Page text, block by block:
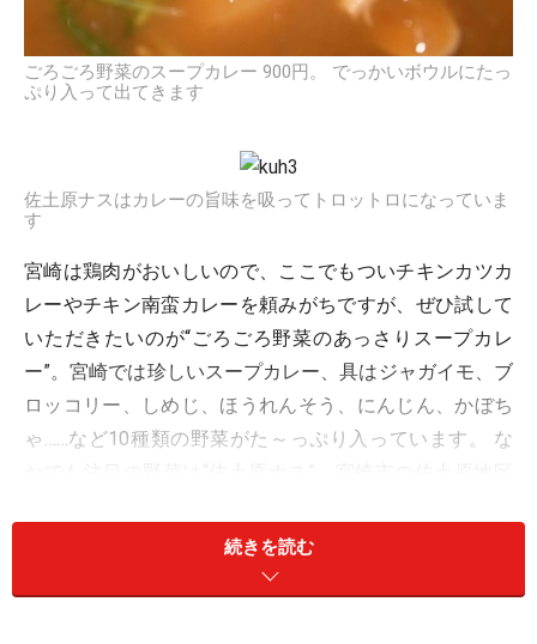
ごろごろ野菜のスープカレー 900円。 でっかいボウルにたっ
ぷり入って出てきます
佐土原ナスはカレーの旨味を吸ってトロットロになっていま
す
宮崎は鶏肉がおいしいので、ここでもついチキンカツカ
レーやチキン南蛮カレーを頼みがちですが、ぜひ試して
いただきたいのが“ごろごろ野菜のあっさりスープカレ
ー”。宮崎では珍しいスープカレー、具はジャガイモ、ブ
ロッコリー、しめじ、ほうれんそう、にんじん、かぼち
ゃ……など10種類の野菜がた～っぷり入っています。 な
とろみが最高で、有名シェフがこぞって使う美味しさで
す。スープカレーの旨味を吸ってトロットロになった佐
続きを読む